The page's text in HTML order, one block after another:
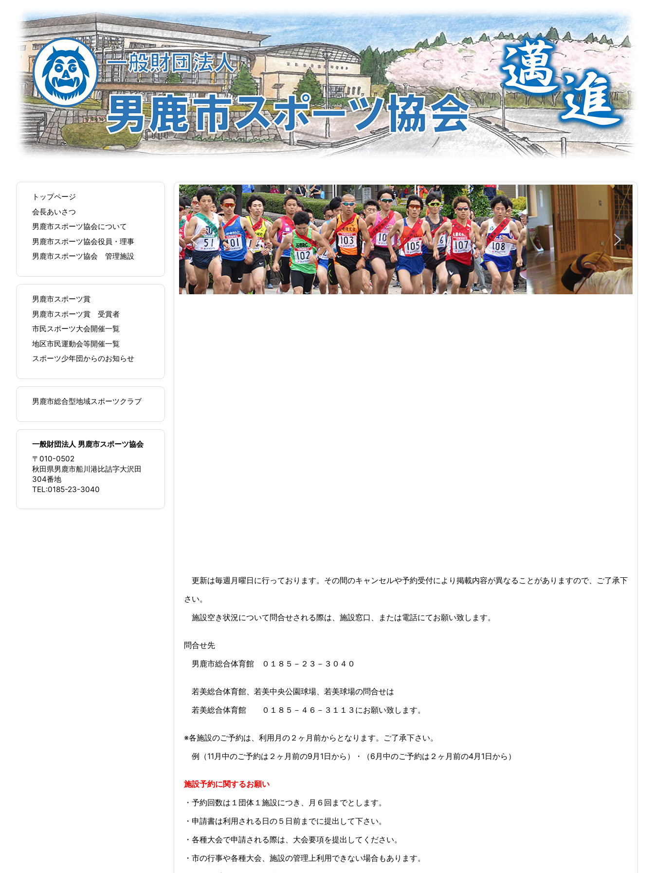
更新は毎週月曜日に行っております。その間のキャンセルや予約受付により掲載内容が異なることがありますので、ご了承下
さい。
施設空き状況について問合せされる際は、施設窓口、または電話にてお願い致します。
問合せ先
男鹿市総合体育館 ０１８５－２３－３０４０
若美総合体育館、若美中央公園球場、若美球場の問合せは
若美総合体育館 ０１８５－４６－３１１３にお願い致します。
※各施設のご予約は、利用月の２ヶ月前からとなります。ご了承下さい。
例（11月中のご予約は２ヶ月前の9月1日から）・（6月中のご予約は２ヶ月前の4月1日から）
施設予約に関するお願い
・予約回数は１団体１施設につき、月６回までとします。
・申請書は利用される日の５日前までに提出して下さい。
・各種大会で申請される際は、大会要項を提出してください。
・市の行事や各種大会、施設の管理上利用できない場合もあります。
トップページ
会長あいさつ
男鹿市スポーツ協会について
男鹿市スポーツ協会役員・理事
男鹿市スポーツ協会 管理施設
男鹿市スポーツ賞
男鹿市スポーツ賞 受賞者
市民スポーツ大会開催一覧
地区市民運動会等開催一覧
スポーツ少年団からのお知らせ
男鹿市総合型地域スポーツクラブ
一般財団法人 男鹿市スポーツ協会
〒010-0502
秋田県男鹿市船川港比詰字大沢田
304番地
TEL:0185-23-3040